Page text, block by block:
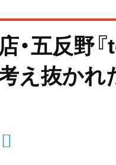
五反野
え抜かれ